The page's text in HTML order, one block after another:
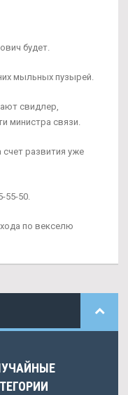
будет.
мыльных пузырей.
свидлер,
министра связи.
развития уже
55-50.
по векселю